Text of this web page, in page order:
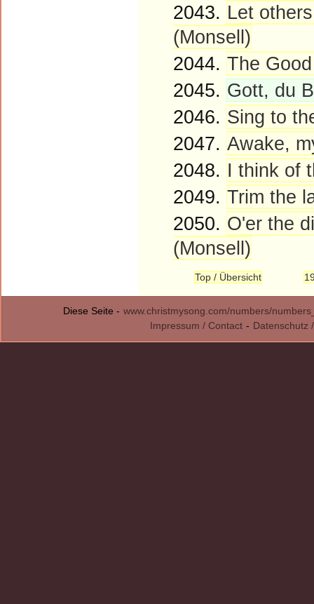
2043. Let
(Monsell)
2044. The
2045. Gott, du
2046. Sing to
2047. Awake,
2048. I think of
2049. Trim the
2050. O'er the
(Monsell)
Top / Übersicht
Diese Seite - www.christmysong.com/numbers/
Impressum / Contact - Datenschutz